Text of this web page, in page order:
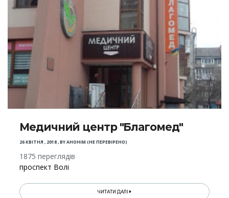
Медичний центр "Благомед"
26 КВІТНЯ , 2018,BYАНОНІМ (НЕ ПЕРЕВІРЕНО)
1875 переглядів
проспект Волі
ЧИТАТИ ДАЛІ